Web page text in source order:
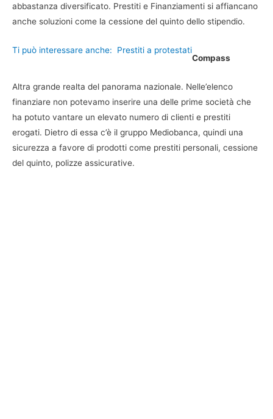
abbastanza diversificato. Prestiti e Finanziamenti si affiancano
anche soluzioni come la cessione del quinto dello stipendio.
Ti può interessare anche:
Prestiti a protestati
Compass
Altra grande realta del panorama nazionale. Nelle’elenco
finanziare non potevamo inserire una delle prime società che
ha potuto vantare un elevato numero di clienti e prestiti
erogati. Dietro di essa c’è il gruppo Mediobanca, quindi una
sicurezza a favore di prodotti come prestiti personali, cessione
del quinto, polizze assicurative.